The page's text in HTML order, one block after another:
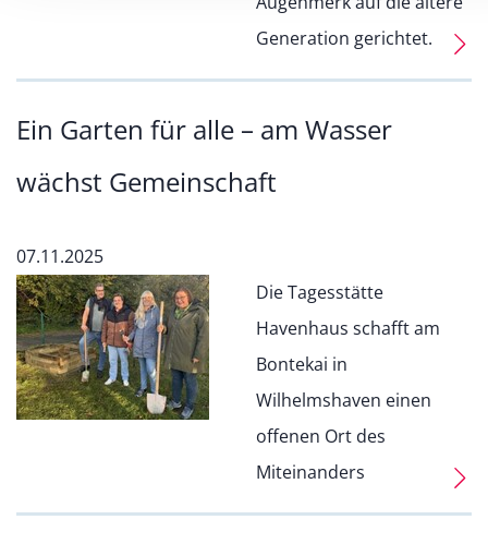
Generation gerichtet.
Ein Garten für alle – am Wasser
wächst Gemeinschaft
07.11.2025
Die Tagesstätte
Havenhaus schafft am
Bontekai in
Wilhelmshaven einen
offenen Ort des
Miteinanders